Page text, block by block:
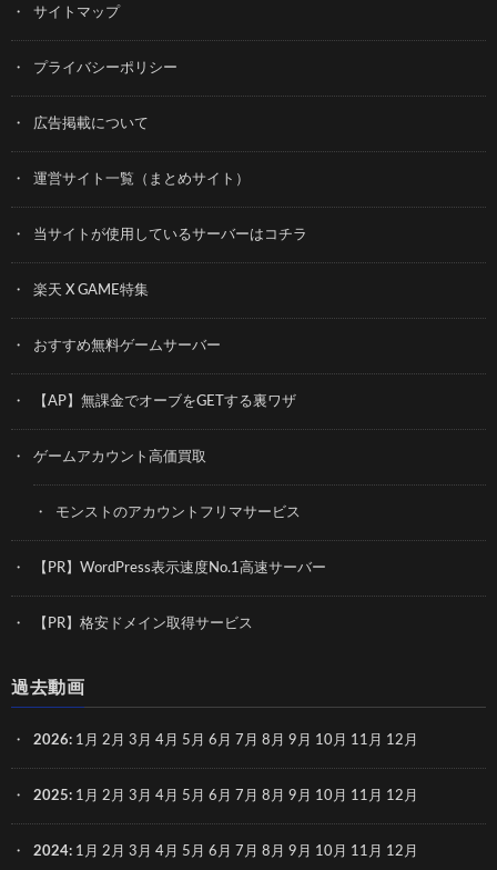
サイトマップ
プライバシーポリシー
広告掲載について
運営サイト一覧（まとめサイト）
当サイトが使用しているサーバーはコチラ
楽天 X GAME特集
おすすめ無料ゲームサーバー
【AP】無課金でオーブをGETする裏ワザ
ゲームアカウント高価買取
モンストのアカウントフリマサービス
【PR】WordPress表示速度No.1高速サーバー
【PR】格安ドメイン取得サービス
過去動画
2026: 1月 2月 3月 4月 5月 6月 7月 8月 9月 10月 11月 12月
2025: 1月 2月 3月 4月 5月 6月 7月 8月 9月 10月 11月 12月
2024: 1月 2月 3月 4月 5月 6月 7月 8月 9月 10月 11月 12月